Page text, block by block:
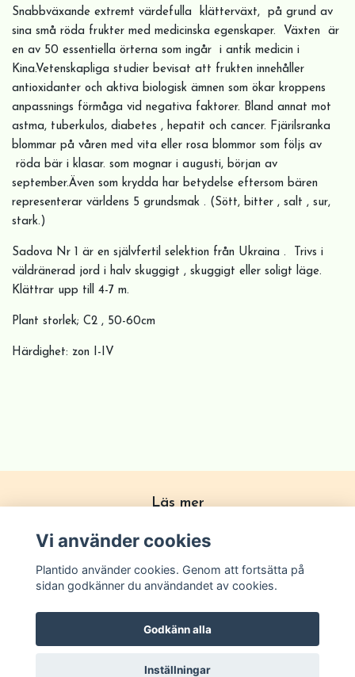
Snabbväxande extremt värdefulla klätterväxt, på grund av
sina små röda frukter med medicinska egenskaper. Växten är
en av 50 essentiella örterna som ingår i antik medicin i
Kina.Vetenskapliga studier bevisat att frukten innehåller
antioxidanter och aktiva biologisk ämnen som ökar kroppens
anpassnings förmåga vid negativa faktorer. Bland annat mot
astma, tuberkulos, diabetes , hepatit och cancer. Fjärilsranka
blommar på våren med vita eller rosa blommor som följs av
röda bär i klasar. som mognar i augusti, början av
september.Även som krydda har betydelse eftersom bären
representerar världens 5 grundsmak . (Sött, bitter , salt , sur,
stark.)
Sadova Nr 1 är en självfertil selektion från Ukraina . Trivs i
väldränerad jord i halv skuggigt , skuggigt eller soligt läge.
Klättrar upp till 4-7 m.
Plant storlek; C2 , 50-60cm
Härdighet: zon I-IV
Läs mer
Köpvillkor
Kontakta oss
Vi använder cookies
Plantido använder cookies. Genom att fortsätta på
sidan godkänner du användandet av cookies.
Godkänn alla
Inställningar